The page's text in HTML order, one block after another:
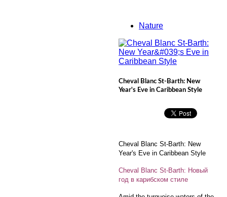
Nature
Cheval Blanc St-Barth: New
Year's Eve in Caribbean Style
Cheval Blanc St-Barth: New
Year's Eve in Caribbean Style
Cheval Blanc St-Barth: Новый
год в карибском стиле